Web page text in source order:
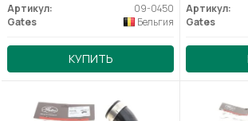
Артикул:
09-0450
Gates
Бельгия
КУПИТЬ
Артикул:
Gates